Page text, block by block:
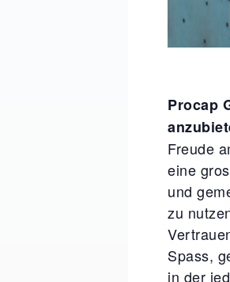
Procap
Freude
eine
und
zu
Spass,
in der